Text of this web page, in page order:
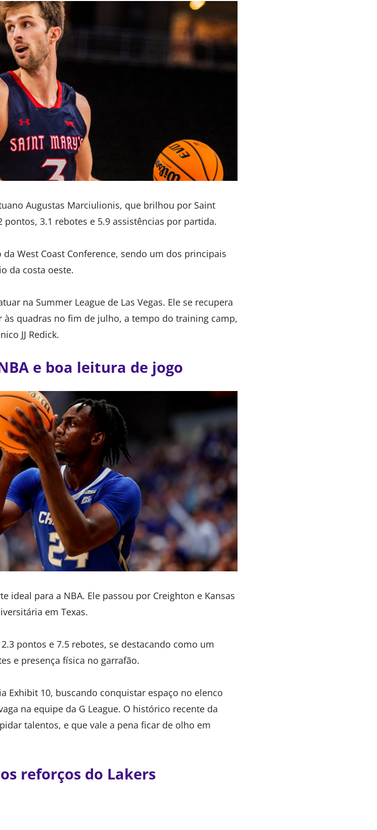
Augustas Marciulionis, que brilhou por Saint
pontos, 3.1 rebotes e 5.9 assistências por partida.
West Coast Conference, sendo um dos principais
da costa oeste.
na Summer League de Las Vegas. Ele se recupera
às quadras no fim de julho, a tempo do training camp,
JJ Redick.
e boa leitura de jogo
ideal para a NBA. Ele passou por Creighton e Kansas
em Texas.
pontos e 7.5 rebotes, se destacando como um
e presença física no garrafão.
Exhibit 10, buscando conquistar espaço no elenco
na equipe da G League. O histórico recente da
talentos, e que vale a pena ficar de olho em
reforços do Lakers